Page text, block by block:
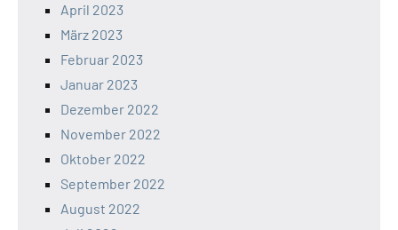
April 2023
März 2023
Februar 2023
Januar 2023
Dezember 2022
November 2022
Oktober 2022
September 2022
August 2022